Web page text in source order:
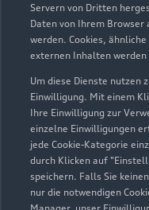
Servern von Dritten
Daten von Ihrem
werden. Cookies,
externen Inhalten werden
Um diese Dienste nutzen
Einwilligung. Mit einem
Ihre Einwilligung zur
einzelne Einwilligungen
jede Cookie-Kategorie
durch Klicken auf
speichern. Falls Sie
nur die notwendigen